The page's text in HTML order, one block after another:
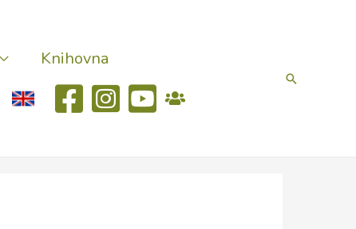
Knihovna
Hledat